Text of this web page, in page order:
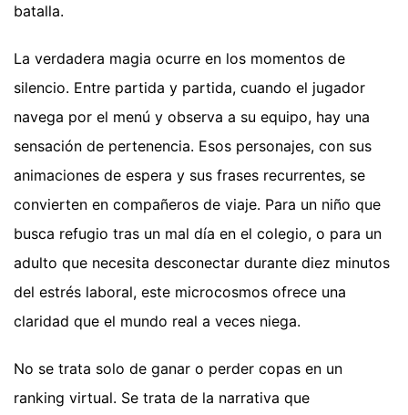
batalla.
La verdadera magia ocurre en los momentos de
silencio. Entre partida y partida, cuando el jugador
navega por el menú y observa a su equipo, hay una
sensación de pertenencia. Esos personajes, con sus
animaciones de espera y sus frases recurrentes, se
convierten en compañeros de viaje. Para un niño que
busca refugio tras un mal día en el colegio, o para un
adulto que necesita desconectar durante diez minutos
del estrés laboral, este microcosmos ofrece una
claridad que el mundo real a veces niega.
No se trata solo de ganar o perder copas en un
ranking virtual. Se trata de la narrativa que